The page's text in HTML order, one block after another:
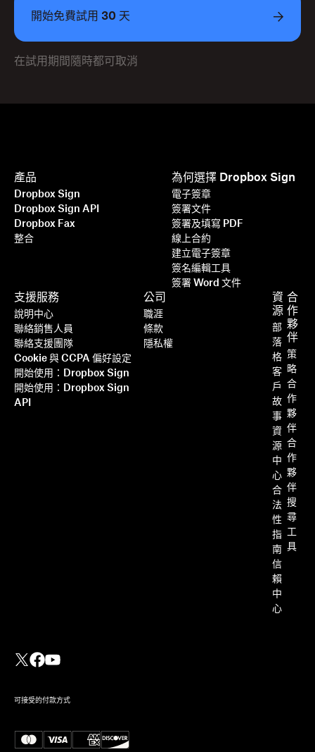
開始免費試用 30 天
在試用期間隨時都可取消
產品
Dropbox Sign
Dropbox Sign API
Dropbox Fax
整合
為何選擇 Dropbox Sign
電子簽章
簽署文件
簽署及填寫 PDF
線上合約
建立電子簽章
簽名編輯工具
簽署 Word 文件
支援服務
說明中心
聯絡銷售人員
聯絡支援團隊
Cookie 與 CCPA 偏好設定
開始使用：Dropbox Sign
開始使用：Dropbox Sign
API
資
源
部
落
格
客
戶
故
事
資
源
中
心
合
法
性
指
南
信
賴
中
心
合
作
夥
伴
策
略
合
作
夥
伴
合
作
夥
伴
搜
尋
具
公司
職涯
條款
隱私權
可接受的付款方式